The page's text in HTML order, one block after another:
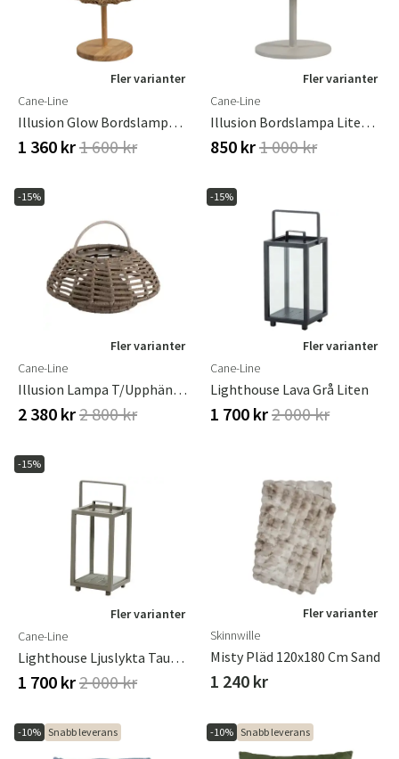
Fler varianter
Cane-Line
Illusion Glow Bordslampa 29 Cm
1 360 kr1 600 kr
Fler varianter
Cane-Line
Illusion Bordslampa Liten Taupe
850 kr1 000 kr
-15%
Fler varianter
Cane-Line
Illusion Lampa T/upphängning Taupe, Soft Rope
2 380 kr2 800 kr
-15%
Fler varianter
Cane-Line
Lighthouse Lava Grå Liten
1 700 kr2 000 kr
-15%
Fler varianter
Cane-Line
Lighthouse Ljuslykta Taupe Liten
1 700 kr2 000 kr
Fler varianter
Skinnwille
Misty Pläd 120x180 Cm Sand
1 240 kr
-10% Snabb leverans -10% Snabb leverans